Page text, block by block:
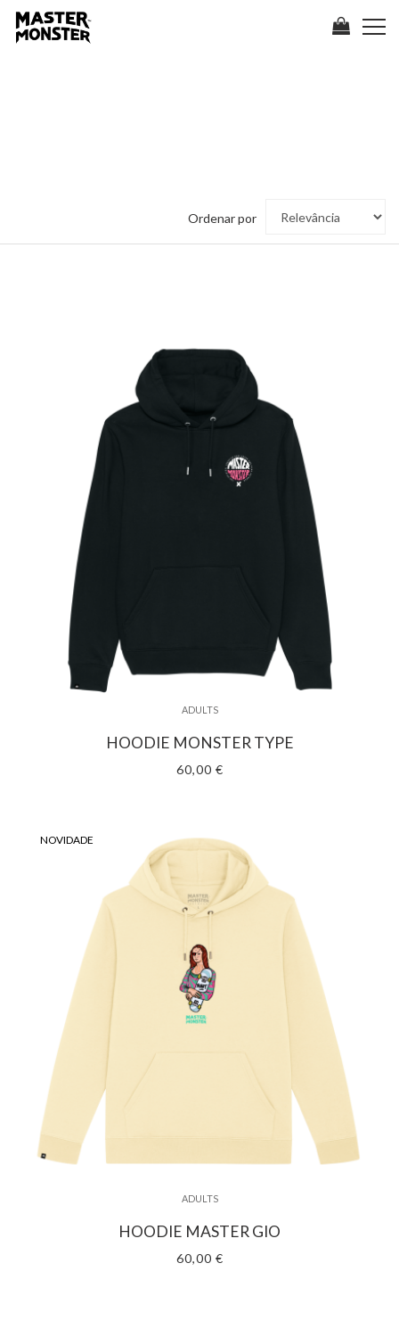
Ordenar por Ordenar
ADULTS
HOODIE MONSTER TYPE
60,00 €
NOVIDADE
ADULTS
HOODIE MASTER GIO
60,00 €